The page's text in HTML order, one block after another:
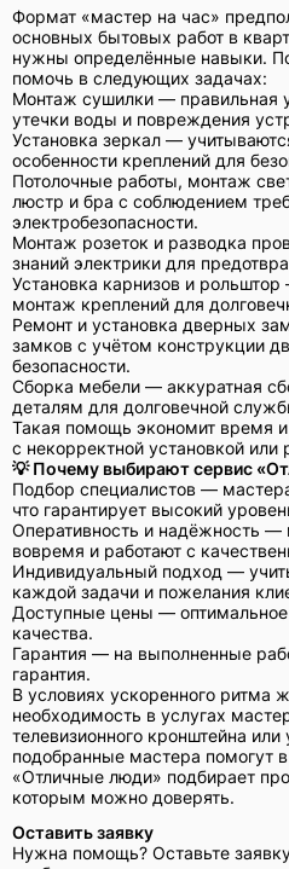
Формат «мастер на час»
основных бытовых работ в
нужны определённые навыки.
помочь в следующих задачах:
Монтаж сушилки — правильная
утечки воды и повреждения
Установка зеркал —
особенности креплений для
Потолочные работы, монтаж
люстр и бра с соблюдением
электробезопасности.
Монтаж розеток и разводка
знаний электрики для
Установка карнизов и
монтаж креплений для
Ремонт и установка дверных
замков с учётом конструкции
безопасности.
Сборка мебели — аккуратная
деталям для долговечной
Такая помощь экономит время
с некорректной установкой или
💡 Почему выбирают сервис
Подбор специалистов —
что гарантирует высокий
Оперативность и надёжность
вовремя и работают с
Индивидуальный подход —
каждой задачи и пожелания
Доступные цены —
качества.
Гарантия — на выполненные
гарантия.
В условиях ускоренного ритма
необходимость в услугах
телевизионного кронштейна
подобранные мастера помогут
«Отличные люди» подбирает
которым можно доверять.
Оставить заявку
Нужна помощь? Оставьте